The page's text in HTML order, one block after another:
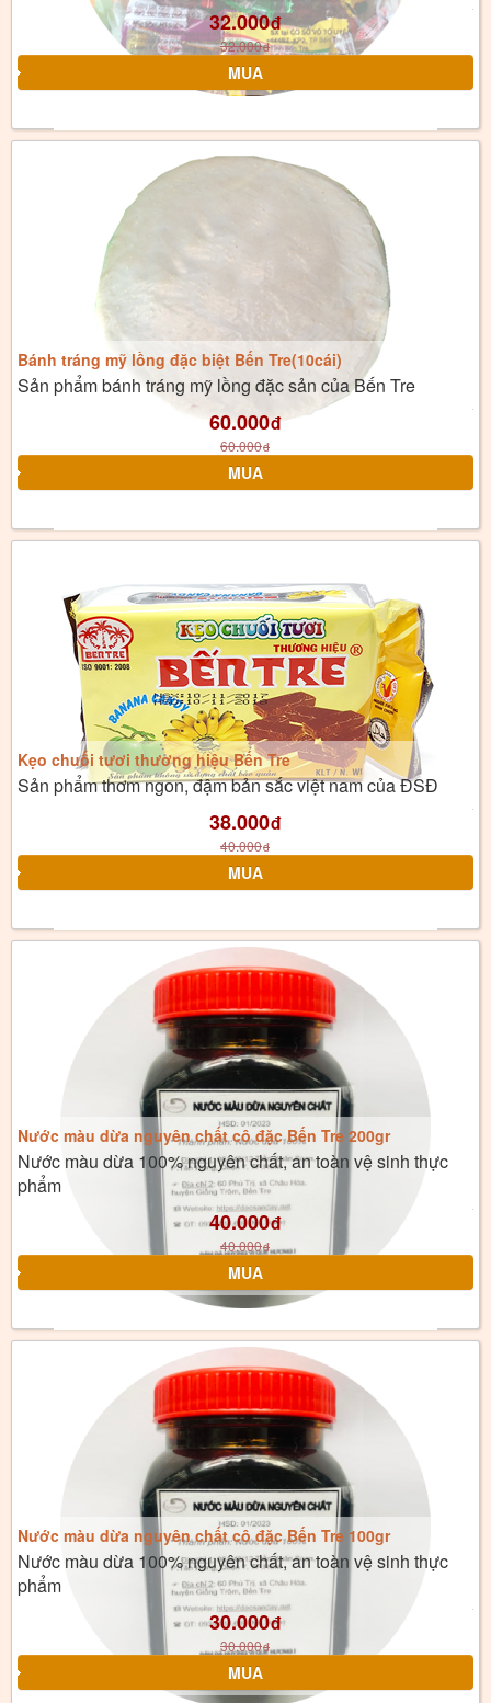
32.000đ
32.000đ
Bánh tráng mỹ lồng đặc biệt Bến Tre(10cái)
Sản phẩm bánh tráng mỹ lồng đặc sản của Bến Tre
60.000đ
60.000đ
Kẹo chuối tươi thương hiệu Bến Tre
Sản phẩm thơm ngon, đậm bản sắc việt nam của ĐSĐ
38.000đ
40.000đ
Nước màu dừa nguyên chất cô đặc Bến Tre 200gr
Nước màu dừa 100% nguyên chất, an toàn vệ sinh thực
phẩm
40.000đ
40.000đ
Nước màu dừa nguyên chất cô đặc Bến Tre 100gr
Nước màu dừa 100% nguyên chất, an toàn vệ sinh thực
phẩm
30.000đ
30.000đ